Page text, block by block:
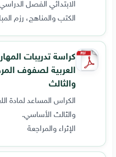
الكتب والمناهج، رزم
كراسة تدريبات
العربية لصفوف
والثالث
الكراس المساعد لمادة
والثالث الأساسي.
الإثراء والمراجعة